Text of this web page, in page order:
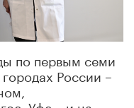
по первым семи
России –